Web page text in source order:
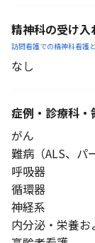
精神科の受け入
訪問看護での精神科看護と
なし
症例・診療科・
がん
難病（ALS、パ
呼吸器
循環器
神経系
内分泌・栄養